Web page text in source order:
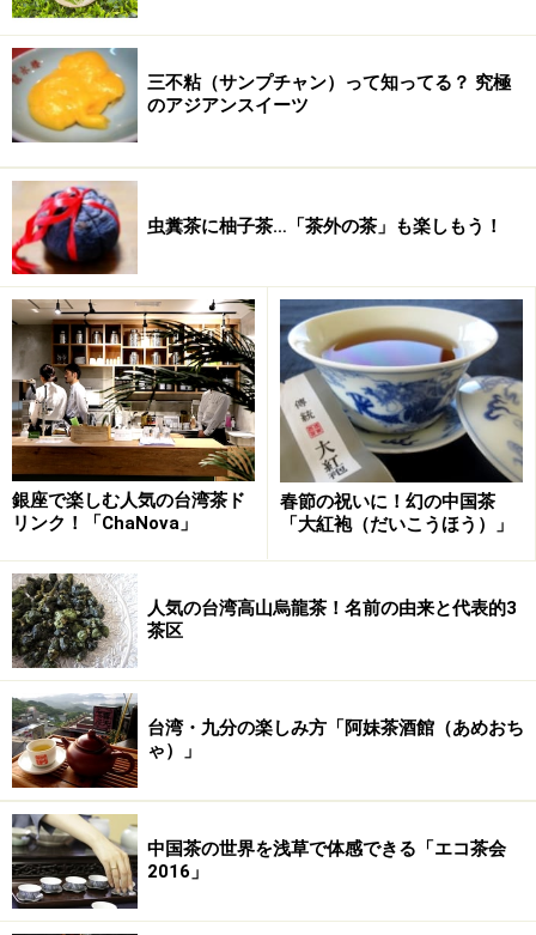
三不粘（サンプチャン）って知ってる？ 究極
のアジアンスイーツ
虫糞茶に柚子茶…「茶外の茶」も楽しもう！
銀座で楽しむ人気の台湾茶ド
リンク！「ChaNova」
春節の祝いに！幻の中国茶
「大紅袍（だいこうほう）」
人気の台湾高山烏龍茶！名前の由来と代表的3
茶区
台湾・九分の楽しみ方「阿妹茶酒館（あめおち
ゃ）」
中国茶の世界を浅草で体感できる「エコ茶会
2016」